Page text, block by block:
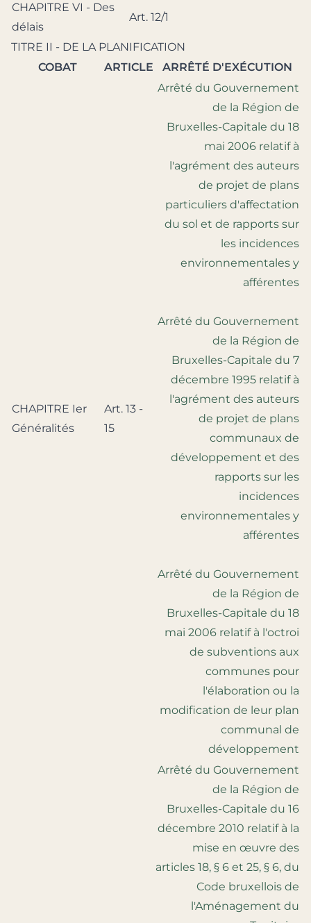
CHAPITRE VI - Des
délais
Art. 12/1
TITRE II - DE LA PLANIFICATION
COBAT
ARTICLE ARRÊTÉ D'EXÉCUTION
CHAPITRE Ier
Généralités
Art. 13 -
15
Arrêté du Gouvernement
de la Région de
Bruxelles-Capitale du 18
mai 2006 relatif à
l'agrément des auteurs
de projet de plans
particuliers d'affectation
du sol et de rapports sur
les incidences
environnementales y
afférentes
Arrêté du Gouvernement
de la Région de
Bruxelles-Capitale du 7
décembre 1995 relatif à
l'agrément des auteurs
de projet de plans
communaux de
développement et des
rapports sur les
incidences
environnementales y
afférentes
Arrêté du Gouvernement
de la Région de
Bruxelles-Capitale du 18
mai 2006 relatif à l'octroi
de subventions aux
communes pour
l'élaboration ou la
modification de leur plan
communal de
développement
Arrêté du Gouvernement
de la Région de
Bruxelles-Capitale du 16
décembre 2010 relatif à la
mise en œuvre des
articles 18, § 6 et 25, § 6, du
Code bruxellois de
l'Aménagement du